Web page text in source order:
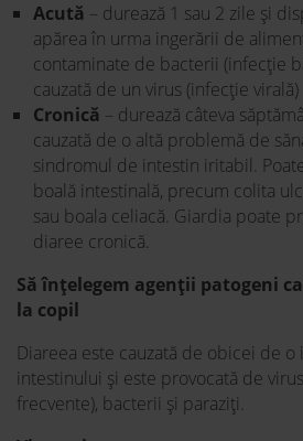
Acută – durează 1 sau 2 zile și
apărea în urma ingerării de
contaminate de bacterii (infecție
cauzată de un virus (infecție virală)
Cronică – durează câteva
cauzată de o altă problemă de
sindromul de intestin iritabil.
boală intestinală, precum colita
sau boala celiacă. Giardia poate
diaree cronică.
Să înțelegem agenții patogeni
la copil
Diareea este cauzată de obicei de
intestinului și este provocată de
frecvente), bacterii și paraziți.